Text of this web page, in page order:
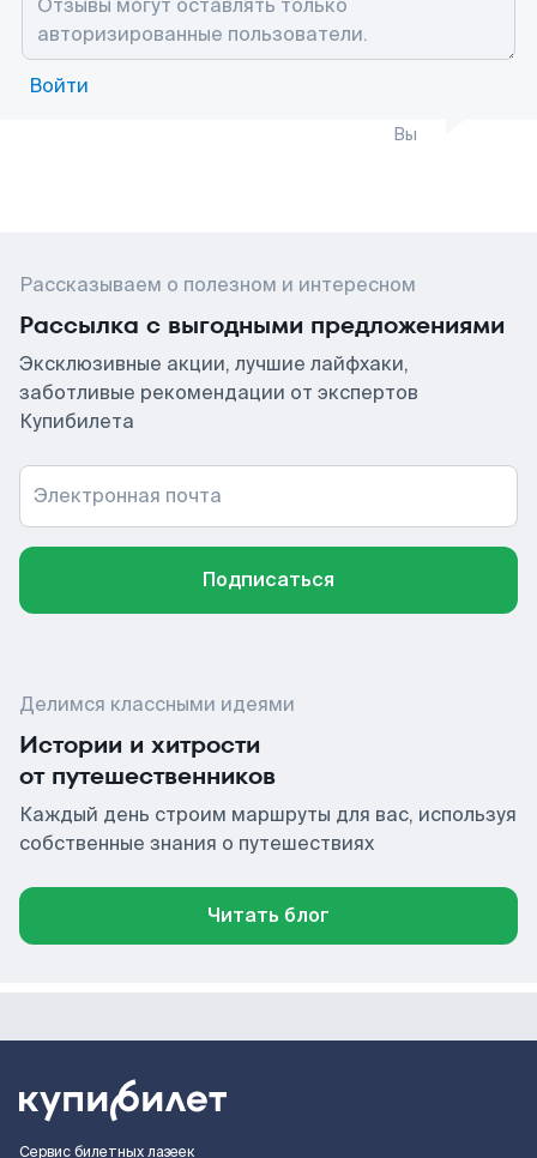
Войти
Вы
Рассказываем о полезном и интересном
Рассылка с выгодными предложениями
Эксклюзивные акции, лучшие лайфхаки,
заботливые рекомендации от экспертов
Купибилета
Электронная почта
Подписаться
Делимся классными идеями
Истории и хитрости
от путешественников
Каждый день строим маршруты для вас, используя
собственные знания о путешествиях
Читать блог
Сервис билетных лазеек